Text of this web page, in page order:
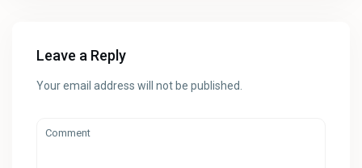
Leave a Reply
Your email address will not be published.